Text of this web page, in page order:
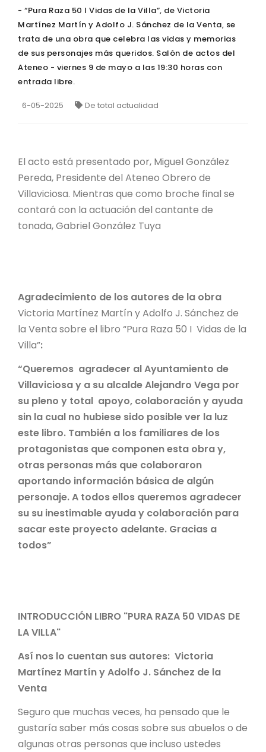
- “Pura Raza 50 I Vidas de la Villa”, de Victoria
Martínez Martín y Adolfo J. Sánchez de la Venta, se
trata de una obra que celebra las vidas y memorias
de sus personajes más queridos. Salón de actos del
Ateneo - viernes 9 de mayo a las 19:30 horas con
entrada libre.
6-05-2025 De total actualidad
El acto está presentado por, Miguel González
Pereda, Presidente del Ateneo Obrero de
Villaviciosa. Mientras que como broche final se
contará con la actuación del cantante de
tonada, Gabriel González Tuya
Agradecimiento de los autores de la obra
Victoria Martínez Martín y Adolfo J. Sánchez de
la Venta sobre el libro “Pura Raza 50 I Vidas de la
Villa”:
“Queremos agradecer al Ayuntamiento de
Villaviciosa y a su alcalde Alejandro Vega por
su pleno y total apoyo, colaboración y ayuda
sin la cual no hubiese sido posible ver la luz
este libro. También a los familiares de los
protagonistas que componen esta obra y,
otras personas más que colaboraron
aportando información básica de algún
personaje. A todos ellos queremos agradecer
su su inestimable ayuda y colaboración para
sacar este proyecto adelante. Gracias a
todos”
INTRODUCCIÓN LIBRO "PURA RAZA 50 VIDAS DE
LA VILLA"
Así nos lo cuentan sus autores: Victoria
Martínez Martín y Adolfo J. Sánchez de la
Venta
Seguro que muchas veces, ha pensado que le
gustaría saber más cosas sobre sus abuelos o de
algunas otras personas que incluso ustedes